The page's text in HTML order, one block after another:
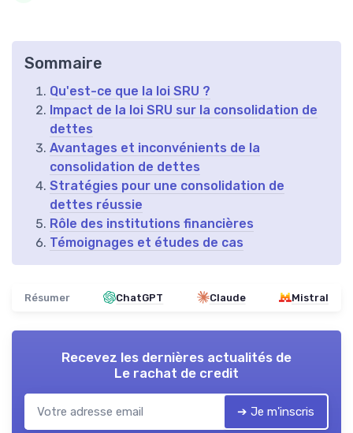
Sommaire
Qu'est-ce que la loi SRU ?
Impact de la loi SRU sur la consolidation de
dettes
Avantages et inconvénients de la
consolidation de dettes
Stratégies pour une consolidation de
dettes réussie
Rôle des institutions financières
Témoignages et études de cas
Résumer ChatGPT Claude Mistral
Recevez les dernières actualités de
Le rachat de credit
➔ Je m'inscris